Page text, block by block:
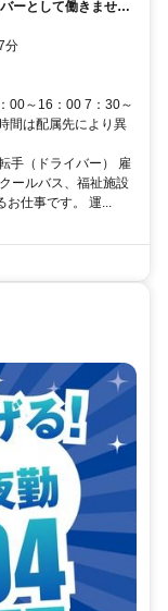
ーとして働きません
分
00～16：00 7：30～
間は配属先により異
手（ドライバー） 雇
ールバス、福祉施設
お仕事です。 運...